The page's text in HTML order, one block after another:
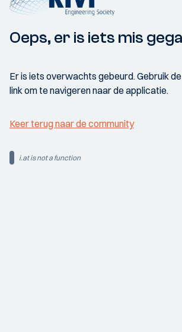
Oeps, er is iets mis
Er is iets overwachts gebeurd. Gebruik
link om te navigeren naar de applicatie.
Keer terug naar de community
i.at is not a function